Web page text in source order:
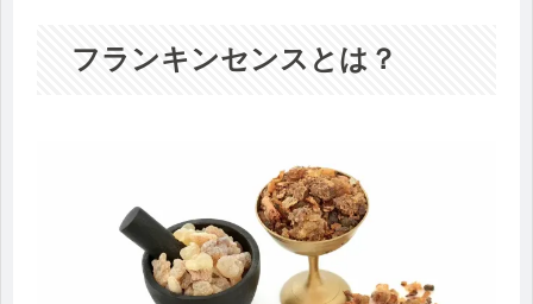
フランキンセンスとは？